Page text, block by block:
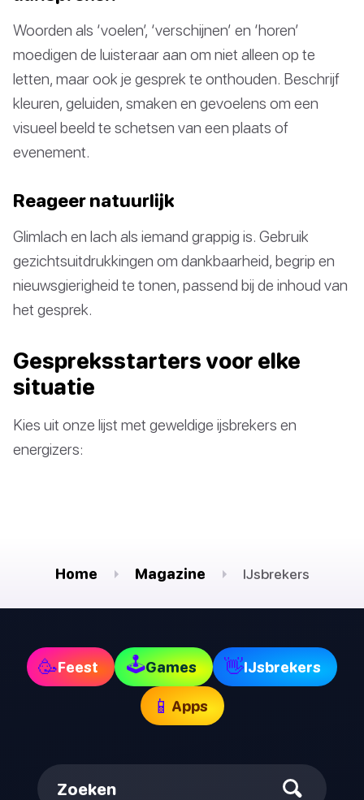
Woorden als ‘voelen’, ‘verschijnen’ en ‘horen’
moedigen de luisteraar aan om niet alleen op te
letten, maar ook je gesprek te onthouden. Beschrijf
kleuren, geluiden, smaken en gevoelens om een
visueel beeld te schetsen van een plaats of
evenement.
Reageer natuurlijk
Glimlach en lach als iemand grappig is. Gebruik
gezichtsuitdrukkingen om dankbaarheid, begrip en
nieuwsgierigheid te tonen, passend bij de inhoud van
het gesprek.
Gespreksstarters voor elke
situatie
Kies uit onze lijst met geweldige ijsbrekers en
energizers:
Home Magazine IJsbrekers
🥳Feest 🕹Games 👋IJsbrekers
📱 Apps
Zoeken